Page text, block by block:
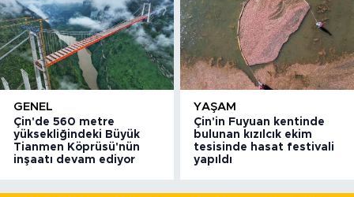
GENEL
Çin'de 560 metre
yüksekliğindeki Büyük
Tianmen Köprüsü'nün
inşaatı devam ediyor
YAŞAM
Çin'in Fuyuan kentinde
bulunan kızılcık ekim
tesisinde hasat festivali
yapıldı